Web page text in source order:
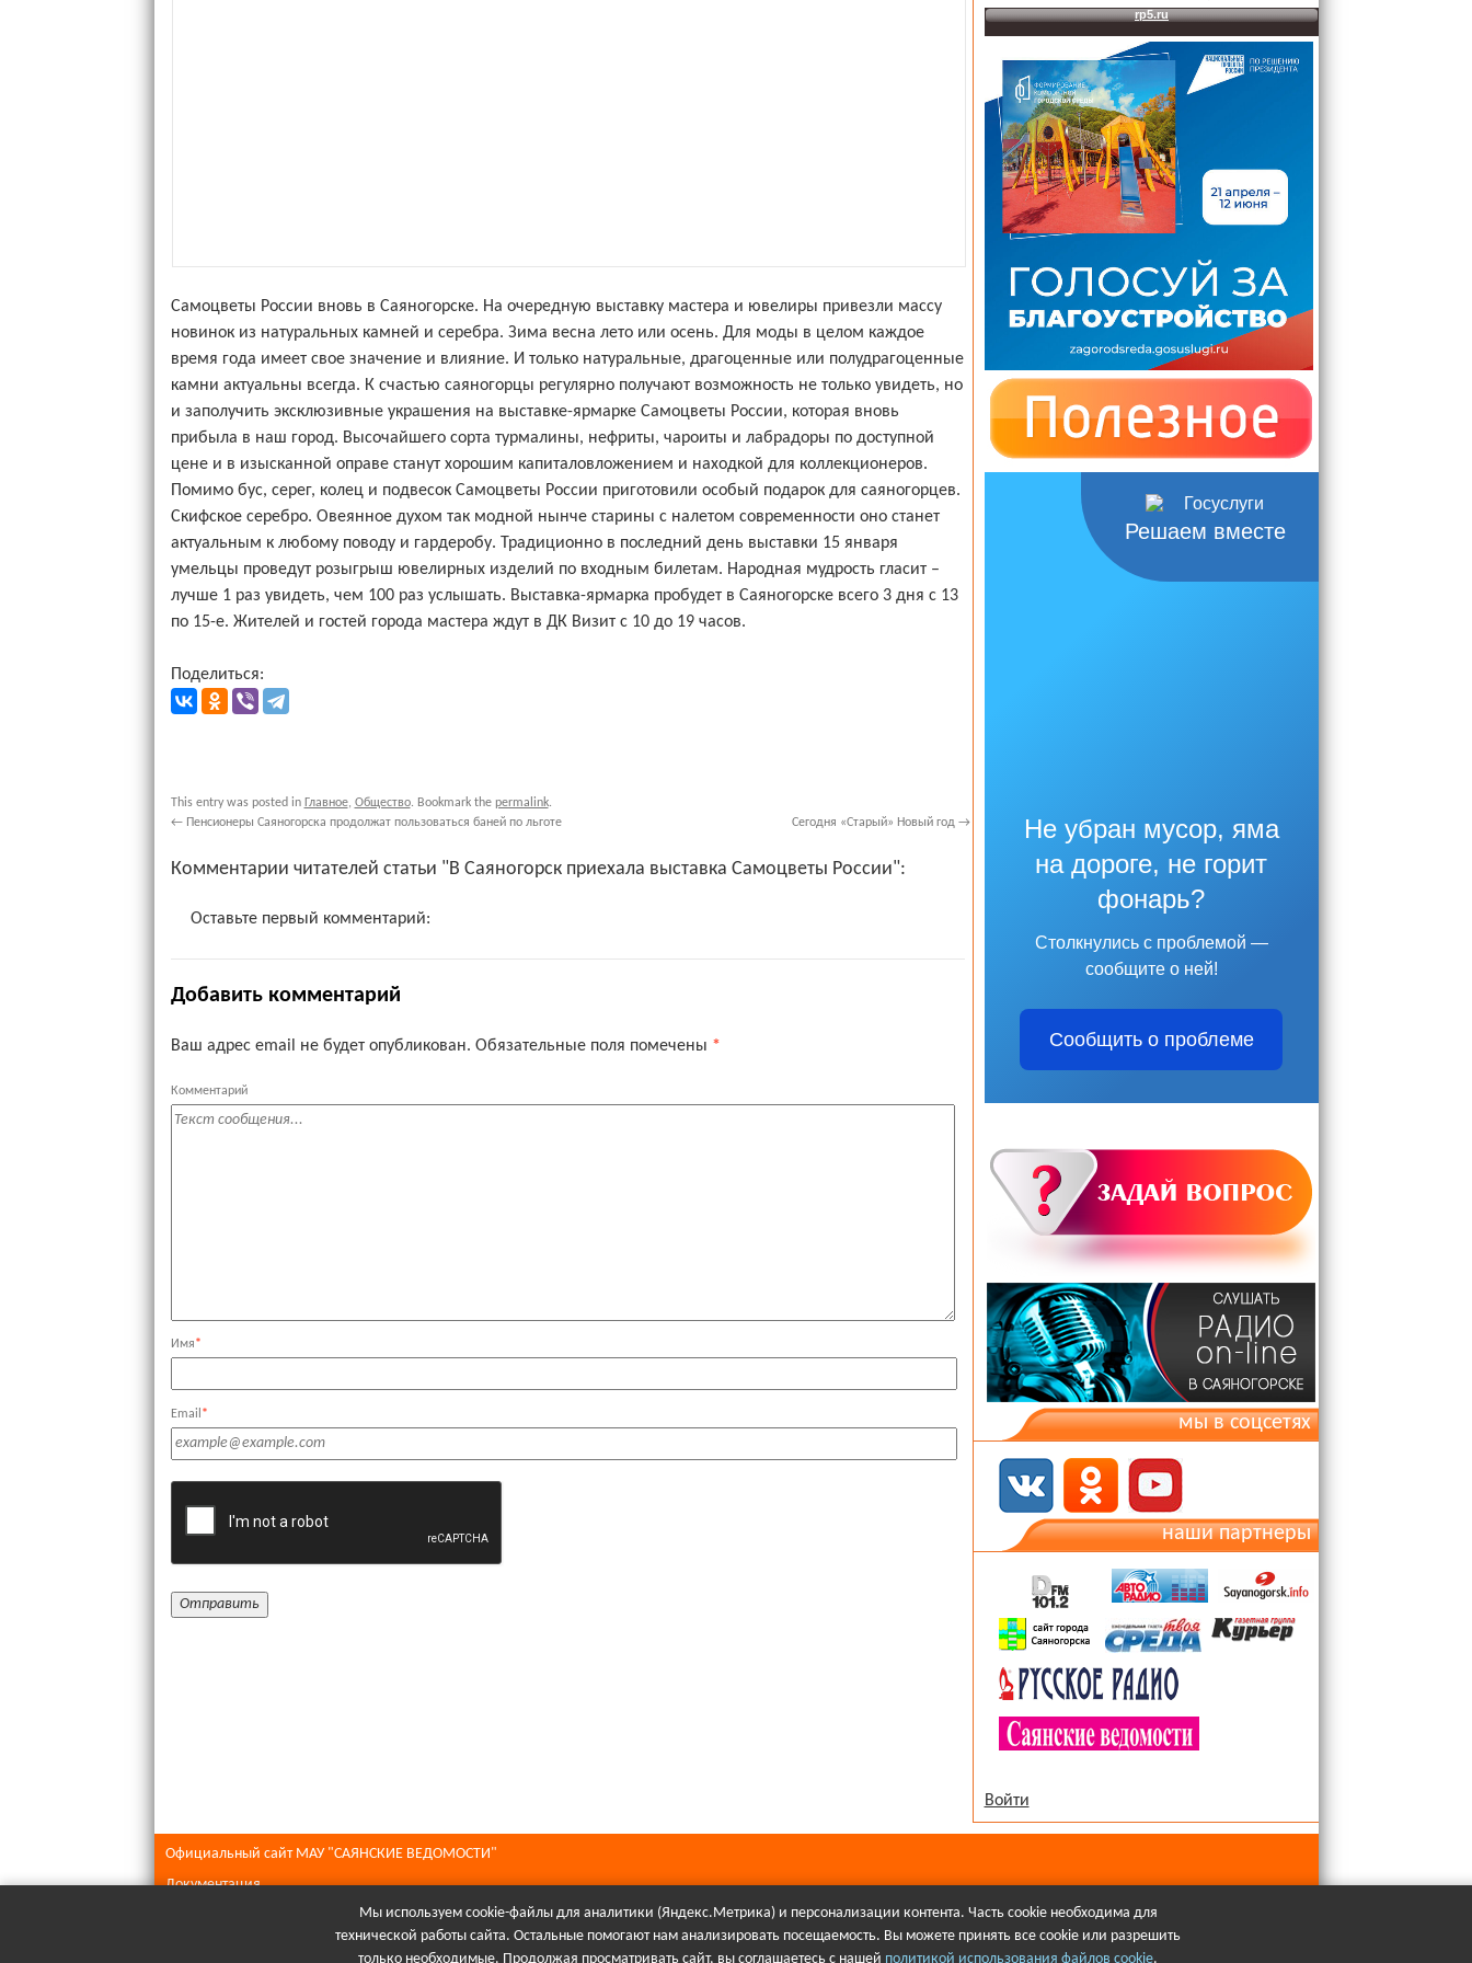
Самоцветы России вновь в Саяногорске. На очередную выставку мастера и ювелиры привезли массу
новинок из натуральных камней и серебра. Зима весна лето или осень. Для моды в целом каждое
время года имеет свое значение и влияние. И только натуральные, драгоценные или полудрагоценные
камни актуальны всегда. К счастью саяногорцы регулярно получают возможность не только увидеть, но
и заполучить эксклюзивные украшения на выставке-ярмарке Самоцветы России, которая вновь
прибыла в наш город. Высочайшего сорта турмалины, нефриты, чароиты и лабрадоры по доступной
цене и в изысканной оправе станут хорошим капиталовложением и находкой для коллекционеров.
Помимо бус, серег, колец и подвесок Самоцветы России приготовили особый подарок для саяногорцев.
Скифское серебро. Овеянное духом так модной нынче старины с налетом современности оно станет
актуальным к любому поводу и гардеробу. Традиционно в последний день выставки 15 января
умельцы проведут розыгрыш ювелирных изделий по входным билетам. Народная мудрость гласит –
лучше 1 раз увидеть, чем 100 раз услышать. Выставка-ярмарка пробудет в Саяногорске всего 3 дня с 13
по 15-е. Жителей и гостей города мастера ждут в ДК Визит с 10 до 19 часов.
Поделиться:
This entry was posted in Главное, Общество. Bookmark the permalink.
←Пенсионеры Саяногорска продолжат пользоваться баней по льготе Сегодня «Старый» Новый год →
Комментарии читателей статьи "В Саяногорск приехала выставка Самоцветы России":
Оставьте первый комментарий:
Добавить комментарий
Ваш адрес email не будет опубликован. Обязательные поля помечены *
Комментарий
Имя*
Email *
Решаем вместе
Не убран мусор, яма
на дороге, не горит
фонарь?
Столкнулись с проблемой —
сообщите о ней!
Сообщить о проблеме
мы в соцсетях
наши партнеры
Войти
Официальный сайт МАУ "САЯНСКИЕ ВЕДОМОСТИ"
Документация
При полном или частичном использовании материалов в Интернете гиперссылка на сайт Первое городского телевидения обязательна.
Мы используем cookie-файлы для аналитики (Яндекс.Метрика) и персонализации контента. Часть cookie необходима для
технической работы сайта. Остальные помогают нам анализировать посещаемость. Вы можете принять все cookie или разрешить
только необходимые. Продолжая просматривать сайт, вы соглашаетесь с нашей политикой использования файлов cookie.